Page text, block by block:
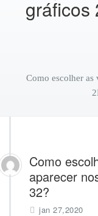
gráficos
Como escolher as
Como
aparecer
32?
jan 27,2020